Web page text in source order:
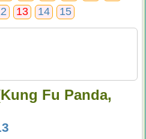
13 14 15
Fu Panda,